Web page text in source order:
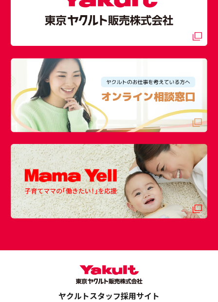
ヤクルトスタッフ採用サイト